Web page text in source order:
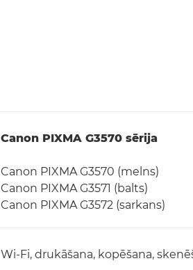
Canon PIXMA G3570 sērija
Canon PIXMA G3570 (melns)
Canon PIXMA G3571 (balts)
Canon PIXMA G3572 (sarkans)
Wi-Fi, drukāšana, kopēšana,